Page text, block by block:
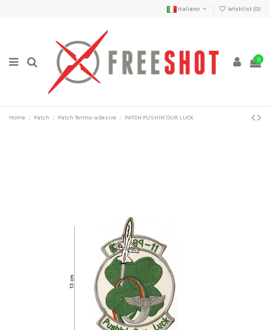
Italiano Wishlist (0)
0
Home Patch Patch Termo-adesive PATCH PUSHIN' OUR LUCK